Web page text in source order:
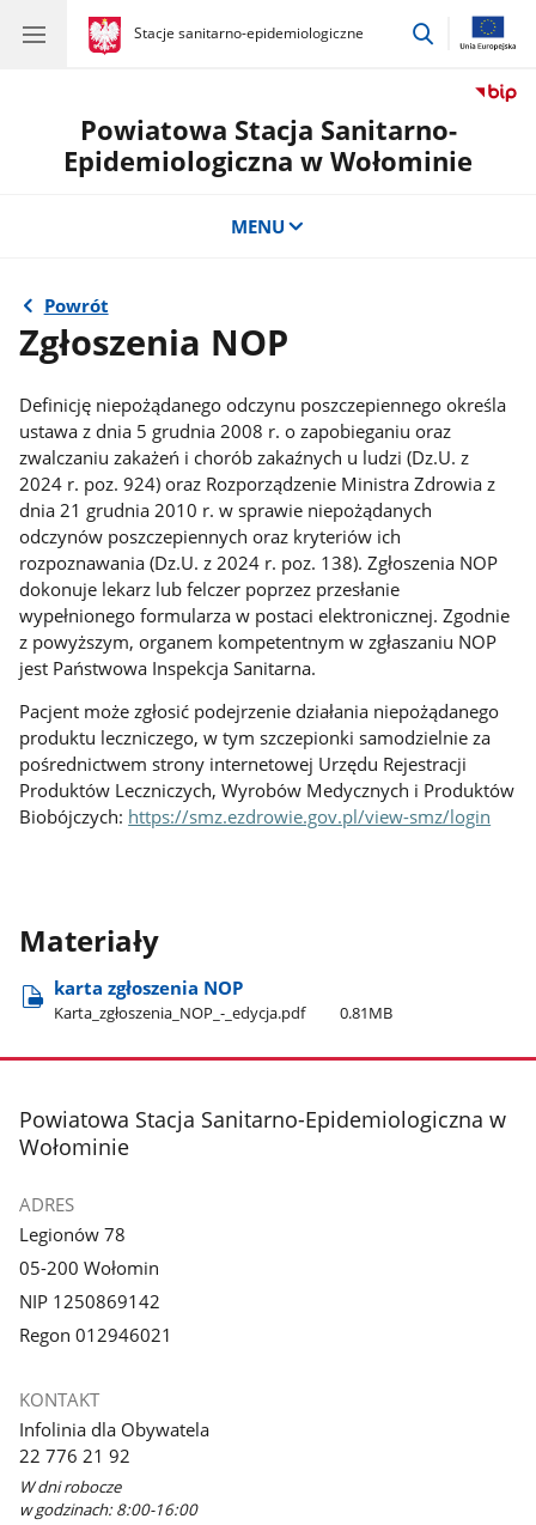
gov.pl
Stacje sanitarno-epidemiologiczne
gov.pl
Stacje
przejdź
Powiatowa Stacja Sanitarno-
Epidemiologiczna w Wołominie
MENU
Powrót
Zgłoszenia NOP
Definicję niepożądanego odczynu poszczepiennego określa
ustawa z dnia 5 grudnia 2008 r. o zapobieganiu oraz
zwalczaniu zakażeń i chorób zakaźnych u ludzi (Dz.U. z
2024 r. poz. 924) oraz Rozporządzenie Ministra Zdrowia z
dnia 21 grudnia 2010 r. w sprawie niepożądanych
odczynów poszczepiennych oraz kryteriów ich
rozpoznawania (Dz.U. z 2024 r. poz. 138). Zgłoszenia NOP
dokonuje lekarz lub felczer poprzez przesłanie
wypełnionego formularza w postaci elektronicznej. Zgodnie
z powyższym, organem kompetentnym w zgłaszaniu NOP
jest Państwowa Inspekcja Sanitarna.
Pacjent może zgłosić podejrzenie działania niepożądanego
produktu leczniczego, w tym szczepionki samodzielnie za
pośrednictwem strony internetowej Urzędu Rejestracji
Produktów Leczniczych, Wyrobów Medycznych i Produktów
Biobójczych: https://smz.ezdrowie.gov.pl/view-smz/login
Materiały
karta zgłoszenia NOP
Karta​_zgłoszenia​_NOP​_-​_edycja.pdf 0.81MB
stopka
Powiatowa Stacja Sanitarno-Epidemiologiczna w
Wołominie
ADRES
Legionów 78
05-200 Wołomin
NIP 1250869142
Regon 012946021
KONTAKT
Infolinia dla Obywatela
22 776 21 92
W dni robocze
w godzinach: 8:00-16:00